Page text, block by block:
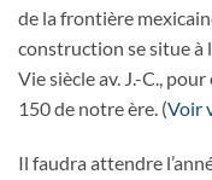
de la frontière
construction se situe à
Vie siècle av. J.-C.,
150 de notre ère. (Voir
Il faudra attendre